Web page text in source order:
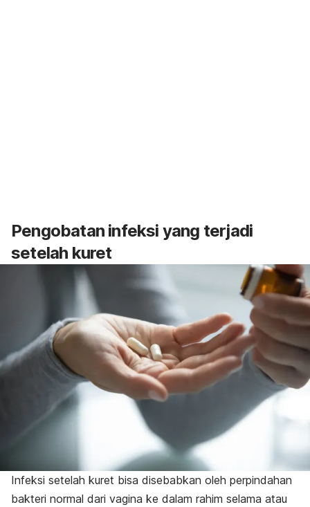
Pengobatan infeksi yang terjadi
setelah kuret
Infeksi setelah kuret bisa disebabkan oleh perpindahan
bakteri normal dari vagina ke dalam rahim selama atau